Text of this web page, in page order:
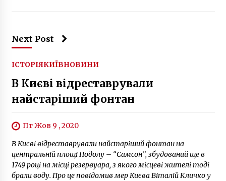
Next Post
ІСТОРІЯКИЇВНОВИНИ
В Києві відреставрували
найстаріший фонтан
Пт Жов 9 , 2020
В Києві відреставрували найстаріший фонтан на
центральній площі Подолу – “Самсон”, збудований ще в
1749 році на місці резервуара, з якого місцеві жителі тоді
брали воду. Про це повідомив мер Києва Віталій Кличко у